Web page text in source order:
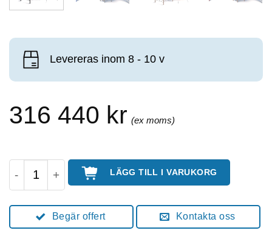
Levereras inom 8 - 10 v
316 440 kr
UrbaniaLek Kapten mängdLÄGG TILL I VARUKORG
Begär offert Kontakta oss